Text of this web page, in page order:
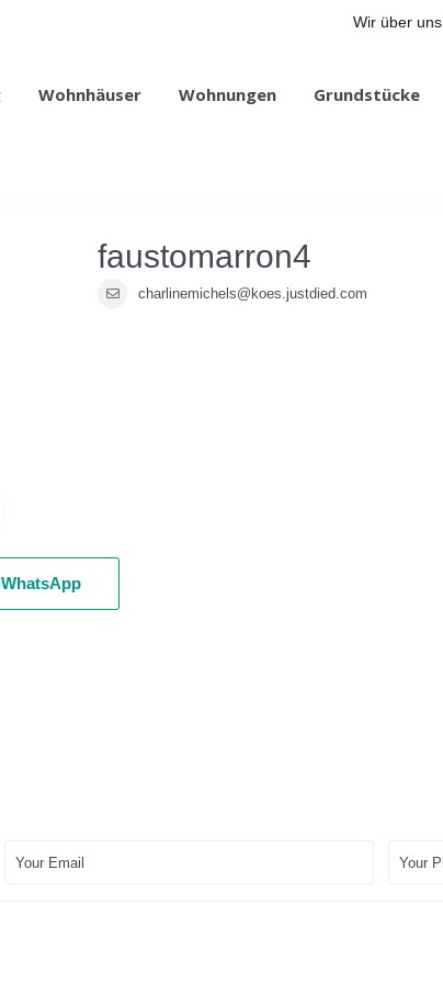
Wir über uns
Wohnhäuser Wohnungen Grundstücke
faustomarron4
charlinemichels@koes.justdied.com
WhatsApp